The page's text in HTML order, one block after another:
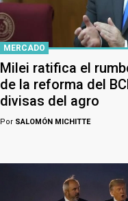
MERCADO
Milei ratifica el
de la reforma del
divisas del agro
Por SALOMÓN MICHITTE